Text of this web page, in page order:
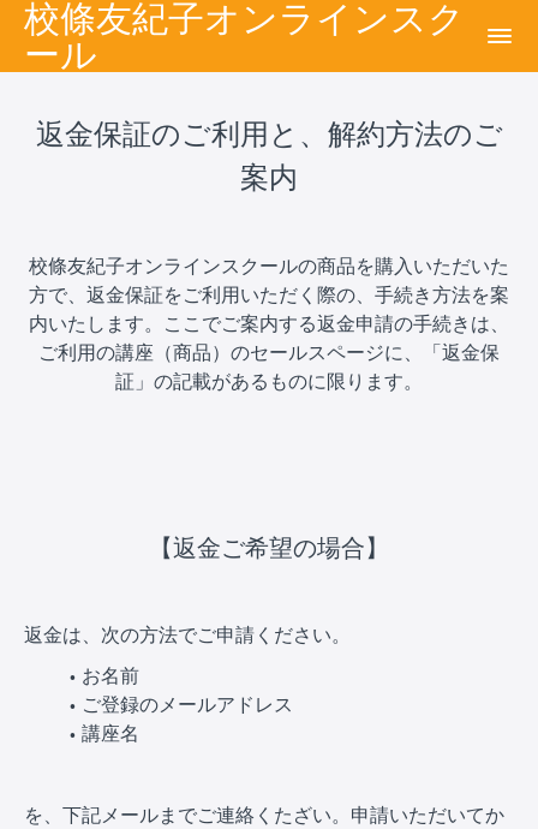
校條友紀子オンラインスク
ール
返金保証のご利用と、解約方法のご
案内
校條友紀子オンラインスクールの商品を購入いただいた
方で、返金保証をご利用いただく際の、手続き方法を案
内いたします。ここでご案内する返金申請の手続きは、
ご利用の講座（商品）のセールスページに、「返金保
証」の記載があるものに限ります。
【返金ご希望の場合】
返金は、次の方法でご申請ください。
お名前
ご登録のメールアドレス
講座名
を、下記メールまでご連絡くたざい。申請いただいてか